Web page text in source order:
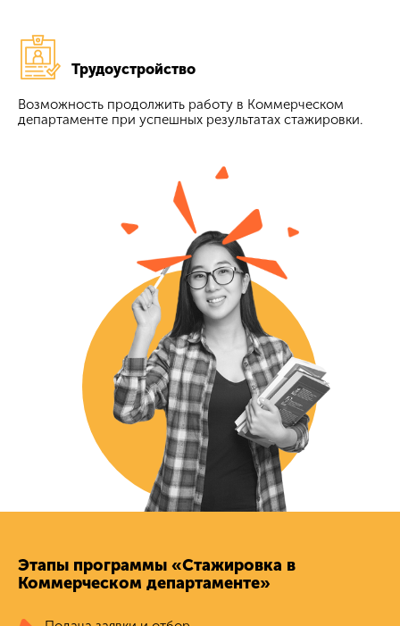
Трудоустройство
Возможность продолжить работу в Коммерческом
департаменте при успешных результатах стажировки.
Этапы программы «Стажировка в
Коммерческом департаменте»